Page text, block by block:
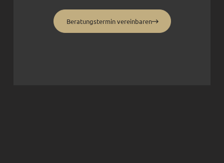
Beratungstermin vereinbaren